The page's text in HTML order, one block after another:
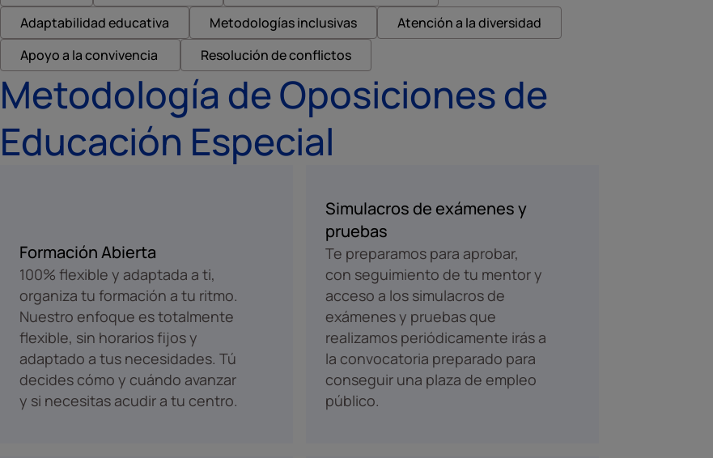
Adaptabilidad educativa
Metodologías inclusivas
Atención a la diversidad
Apoyo a la convivencia
Resolución de conflictos
Metodología de Oposiciones de
Educación Especial
Formación Abierta
100% flexible y adaptada a ti,
organiza tu formación a tu ritmo.
Nuestro enfoque es totalmente
flexible, sin horarios fijos y
adaptado a tus necesidades. Tú
decides cómo y cuándo avanzar
y si necesitas acudir a tu centro.
Simulacros de exámenes y
pruebas
Te preparamos para aprobar,
con seguimiento de tu mentor y
acceso a los simulacros de
exámenes y pruebas que
realizamos periódicamente irás a
la convocatoria preparado para
conseguir una plaza de empleo
público.